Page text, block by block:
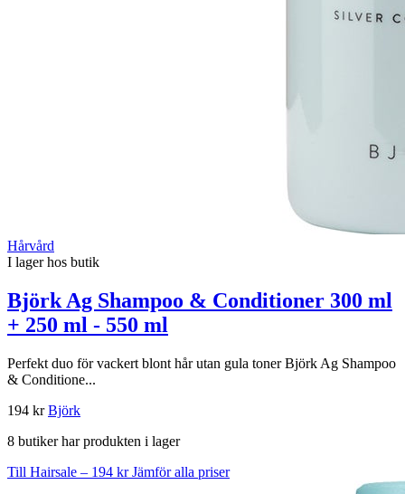
Hårvård
I lager hos butik
Björk Ag Shampoo & Conditioner 300 ml
+ 250 ml - 550 ml
Perfekt duo för vackert blont hår utan gula toner Björk Ag Shampoo
& Conditione...
194 krBjörk
8 butiker har produkten i lager
Till Hairsale – 194 krJämför alla priser